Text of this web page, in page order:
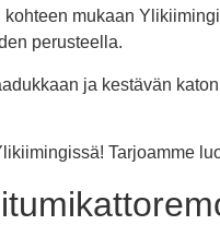
mukaan
perusteella.
ja kestävän
Tarjoamme